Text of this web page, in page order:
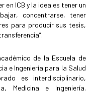
ICB y la idea es tener un
concentrarse, tener
para producir sus tesis,
de la Escuela de
e Ingeniería para la Salud
es interdisciplinario,
Medicina e Ingeniería.